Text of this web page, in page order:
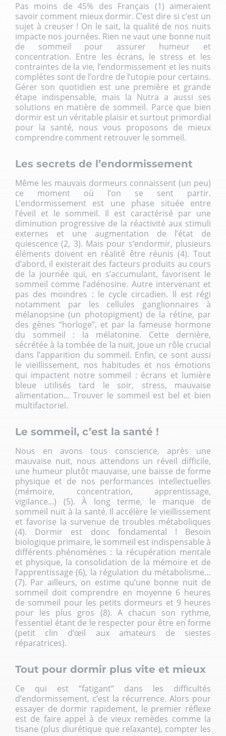
Pas moins de 45% des Français (1) aimeraient
savoir comment mieux dormir. C’est dire si c’est un
sujet à creuser ! On le sait, la qualité de nos nuits
impacte nos journées. Rien ne vaut une bonne nuit
de sommeil pour assurer humeur et
concentration. Entre les écrans, le stress et les
contraintes de la vie, l’endormissement et les nuits
complètes sont de l’ordre de l’utopie pour certains.
Gérer son quotidien est une première et grande
étape indispensable, mais la Nutra a aussi ses
solutions en matière de sommeil. Parce que bien
dormir est un véritable plaisir et surtout primordial
pour la santé, nous vous proposons de mieux
comprendre comment retrouver le sommeil.
Les secrets de l’endormissement
Même les mauvais dormeurs connaissent (un peu)
ce moment où l’on se sent partir.
L’endormissement est une phase située entre
l’éveil et le sommeil. Il est caractérisé par une
diminution progressive de la réactivité aux stimuli
externes et une augmentation de l’état de
quiescence (2, 3). Mais pour s’endormir, plusieurs
éléments doivent en réalité être réunis (4). Tout
d’abord, il existerait des facteurs produits au cours
de la journée qui, en s’accumulant, favorisent le
sommeil comme l’adénosine. Autre intervenant et
pas des moindres : le cycle circadien. Il est régi
notamment par les cellules ganglionnaires à
mélanopsine (un photopigment) de la rétine, par
des gènes “horloge”, et par la fameuse hormone
du sommeil : la mélatonine. Cette dernière,
sécrétée à la tombée de la nuit, joue un rôle crucial
dans l’apparition du sommeil. Enfin, ce sont aussi
le vieillissement, nos habitudes et nos émotions
qui impactent notre sommeil : écrans et lumière
bleue utilisés tard le soir, stress, mauvaise
alimentation... Trouver le sommeil est bel et bien
multifactoriel.
Le sommeil, c’est la santé !
Nous en avons tous conscience, après une
mauvaise nuit, nous attendons un réveil difficile,
une humeur plutôt mauvaise, une baisse de forme
physique et de nos performances intellectuelles
(mémoire, concentration, apprentissage,
vigilance...) (5). À long terme, le manque de
sommeil nuit à la santé. Il accélère le vieillissement
et favorise la survenue de troubles métaboliques
(4). Dormir est donc fondamental ! Besoin
biologique primaire, le sommeil est indispensable à
différents phénomènes : la récupération mentale
et physique, la consolidation de la mémoire et de
l’apprentissage (6), la régulation du métabolisme…
(7). Par ailleurs, on estime qu’une bonne nuit de
sommeil doit comprendre en moyenne 6 heures
de sommeil pour les petits dormeurs et 9 heures
pour les plus gros (8). A chacun son rythme,
l’essentiel étant de le respecter pour être en forme
(petit clin d’œil aux amateurs de siestes
réparatrices).
Tout pour dormir plus vite et mieux
Ce qui est “fatigant” dans les difficultés
d’endormissement, c’est la récurrence. Alors pour
essayer de dormir rapidement, le premier réflexe
est de faire appel à de vieux remèdes comme la
tisane (plus diurétique que relaxante), compter les